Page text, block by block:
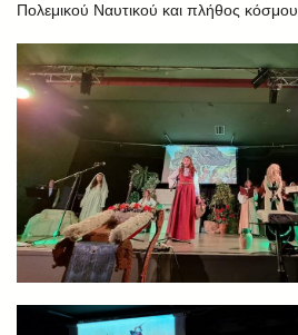
Πολεμικού Ναυτικού και πλήθος κόσμου.